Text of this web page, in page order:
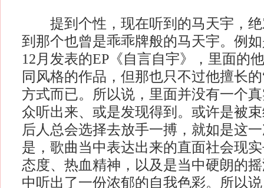
提到个性，现在听到的马天宇，绝
到那个也曾是乖乖牌般的马天宇。例
12月发表的EP《自言自宇》，里面的
同风格的作品，但那也只不过他擅长
方式而已。所以说，里面并没有一个
众听出来、或是发现得到。或许是被
后人总会选择去放手一搏，就如是这
是，歌曲当中表达出来的直面社会现
态度、热血精神，以及是当中硬朗的
中听出了一份浓郁的自我色彩。所以